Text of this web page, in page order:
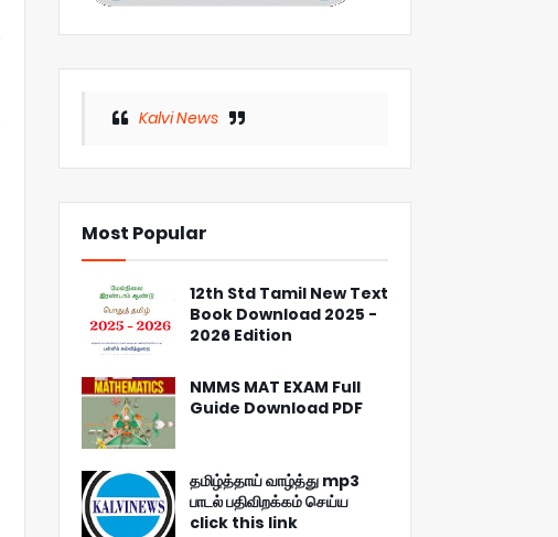
Kalvi News
Most Popular
12th Std Tamil New Text
Book Download 2025 -
2026 Edition
NMMS MAT EXAM Full
Guide Download PDF
தமிழ்த்தாய் வாழ்த்து mp3
பாடல் பதிவிறக்கம் செய்ய
click this link